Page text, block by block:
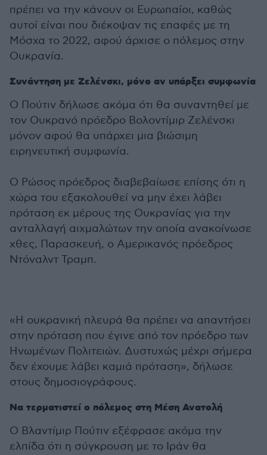
πρέπει να την κάνουν οι Ευρωπαίοι, καθώς
αυτοί είναι που διέκοψαν τις επαφές με τη
Μόσχα το 2022, αφού άρχισε ο πόλεμος στην
Ουκρανία.
Συνάντηση με Ζελένσκι, μόνο αν υπάρξει συμφωνία
Ο Πούτιν δήλωσε ακόμα ότι θα συναντηθεί με
τον Ουκρανό πρόεδρο Βολοντίμιρ Ζελένσκι
μόνον αφού θα υπάρχει μια βιώσιμη
ειρηνευτική συμφωνία.
Ο Ρώσος πρόεδρος διαβεβαίωσε επίσης ότι η
χώρα του εξακολουθεί να μην έχει λάβει
πρόταση εκ μέρους της Ουκρανίας για την
ανταλλαγή αιχμαλώτων την οποία ανακοίνωσε
χθες, Παρασκευή, ο Αμερικανός πρόεδρος
Ντόναλντ Τραμπ.
«Η ουκρανική πλευρά θα πρέπει να απαντήσει
στην πρόταση που έγινε από τον πρόεδρο των
Ηνωμένων Πολιτειών. Δυστυχώς μέχρι σήμερα
δεν έχουμε λάβει καμιά πρόταση», δήλωσε
στους δημοσιογράφους.
Να τερματιστεί ο πόλεμος στη Μέση Ανατολή
Ο Βλαντίμιρ Πούτιν εξέφρασε ακόμα την
ελπίδα ότι η σύγκρουση με το Ιράν θα